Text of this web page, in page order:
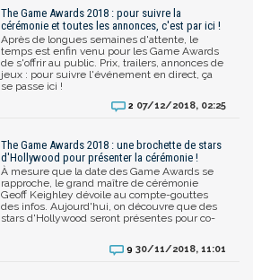
The Game Awards 2018 : pour suivre la
cérémonie et toutes les annonces, c'est par ici !
Après de longues semaines d'attente, le
temps est enfin venu pour les Game Awards
de s'offrir au public. Prix, trailers, annonces de
jeux : pour suivre l'événement en direct, ça
se passe ici !
2 07/12/2018, 02:25
The Game Awards 2018 : une brochette de stars
d'Hollywood pour présenter la cérémonie !
À mesure que la date des Game Awards se
rapproche, le grand maître de cérémonie
Geoff Keighley dévoile au compte-gouttes
des infos. Aujourd'hui, on découvre que des
stars d'Hollywood seront présentes pour co-
9 30/11/2018, 11:01